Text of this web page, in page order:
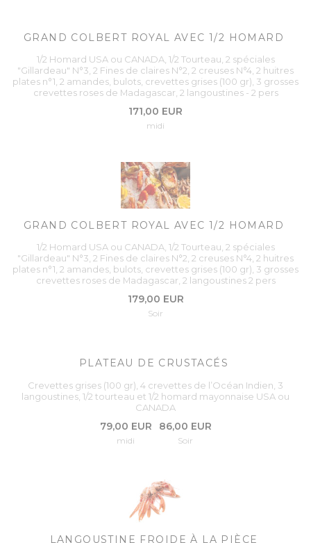
GRAND COLBERT ROYAL AVEC 1/2 HOMARD
1/2 Homard USA ou CANADA, 1/2 Tourteau, 2 spéciales
"Gillardeau" N°3, 2 Fines de claires N°2, 2 creuses N°4, 2 huitres
plates n°1, 2 amandes, bulots, crevettes grises (100 gr), 3 grosses
crevettes roses de Madagascar, 2 langoustines - 2 pers
171,00 EUR
midi
GRAND COLBERT ROYAL AVEC 1/2 HOMARD
1/2 Homard USA ou CANADA, 1/2 Tourteau, 2 spéciales
"Gillardeau" N°3, 2 Fines de claires N°2, 2 creuses N°4, 2 huitres
plates n°1, 2 amandes, bulots, crevettes grises (100 gr), 3 grosses
crevettes roses de Madagascar, 2 langoustines 2 pers
179,00 EUR
Soir
PLATEAU DE CRUSTACÉS
Crevettes grises (100 gr), 4 crevettes de l’Océan Indien, 3
langoustines, 1/2 tourteau et 1/2 homard mayonnaise USA ou
CANADA
79,00 EUR
midi
86,00 EUR
Soir
LANGOUSTINE FROIDE À LA PIÈCE